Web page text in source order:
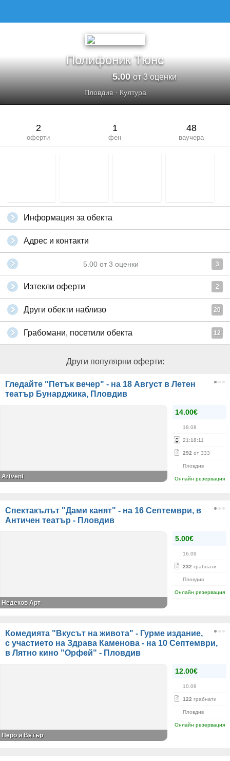
Полифоник Тюнс
5.00от 3 оценки
Пловдив· Култура
2
оферти
1
фен
48
ваучера
Информация за обекта
Адрес и контакти
5.00 от 3 оценки 3
Изтекли оферти 2
Други обекти наблизо 20
Грабомани, посетили обекта 12
Други популярни оферти:
Гледайте "Петък вечер" - на 18 Август в Летен
театър Бунарджика, Пловдив
14.00€
18.08
21 :18:11
292 от 333
Пловдив
Онлайн резервация
Аrtvent
Спектакълът "Дами канят" - на 16 Септември, в
Античен театър - Пловдив
5.00€
16.09
232 грабнати
Пловдив
Онлайн резервация
Недеков Арт
Комедията "Вкусът на живота" - Гурме издание,
с участието на Здрава Каменова - на 10 Септември,
в Лятно кино "Орфей" - Пловдив
12.00€
10.09
122 грабнати
Пловдив
Онлайн резервация
Перо и Вятър